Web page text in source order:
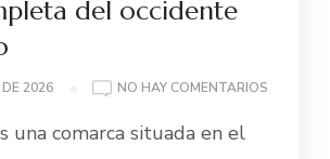
del occidente
2026 NO HAY COMENTARIOS
una comarca situada en el